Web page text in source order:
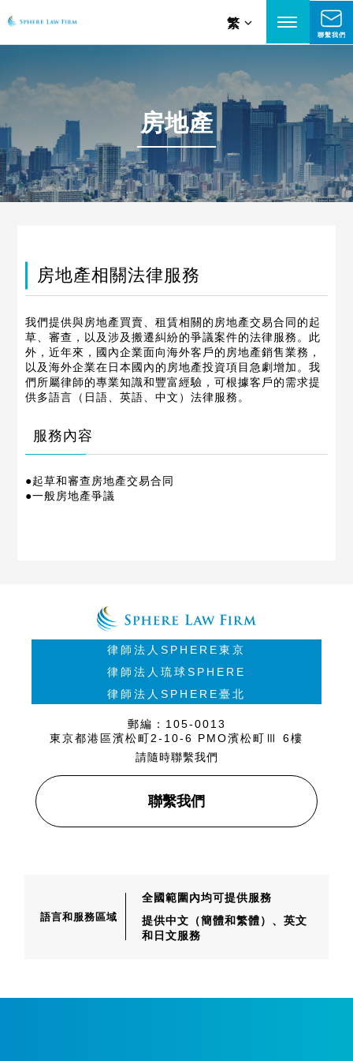
繁
聯繫我們
房地產
房地產相關法律服務
我們提供與房地產買賣、租賃相關的房地產交易合同的起
草、審查，以及涉及搬遷糾紛的爭議案件的法律服務。此
外，近年來，國內企業面向海外客戶的房地產銷售業務，
以及海外企業在日本國內的房地產投資項目急劇增加。我
們所屬律師的專業知識和豐富經驗，可根據客戶的需求提
供多語言（日語、英語、中文）法律服務。
服務內容
●起草和審查房地產交易合同
●一般房地產爭議
律師法人SPHERE東京
律師法人琉球SPHERE
律師法人SPHERE臺北
郵編：105-0013
東京都港區濱松町2-10-6 PMO濱松町Ⅲ 6樓
請隨時聯繫我們
聯繫我們
語言和服務區域
全國範圍內均可提供服務
提供中文（簡體和繁體）、英文
和日文服務